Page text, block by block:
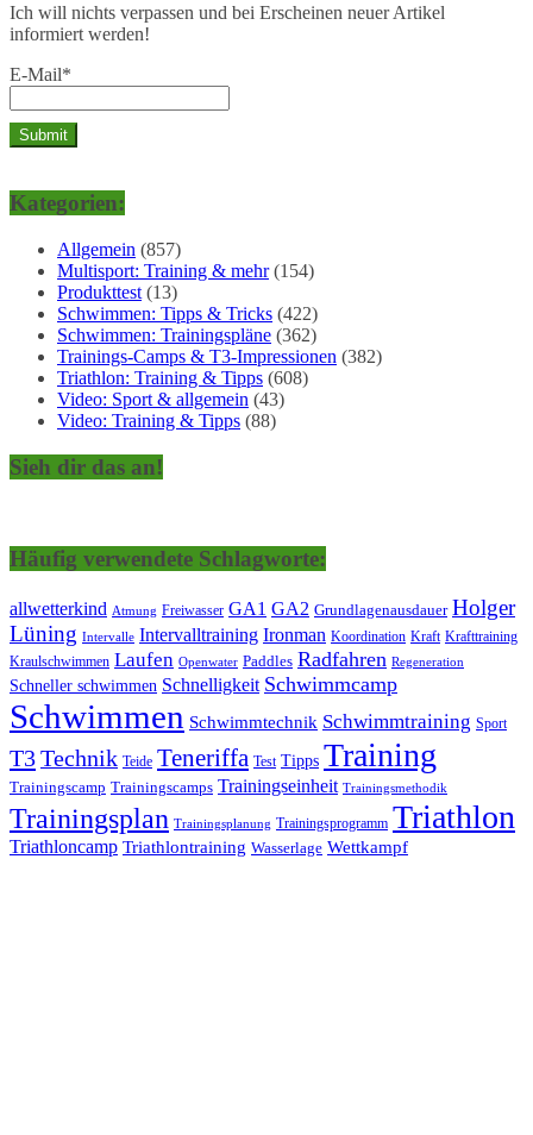
Ich will nichts verpassen und bei Erscheinen neuer Artikel
informiert werden!
E-Mail*
Kategorien:
Allgemein (857)
Multisport: Training & mehr(154)
Produkttest (13)
Schwimmen: Tipps & Tricks (422)
Schwimmen: Trainingspläne (362)
Trainings-Camps & T3-Impressionen (382)
Triathlon: Training & Tipps (608)
Video: Sport & allgemein (43)
Video: Training & Tipps (88)
Sieh dir das an!
Häufig verwendete Schlagworte:
allwetterkind Atmung Freiwasser GA1 GA2 Grundlagenausdauer Holger
Lüning Intervalle Intervalltraining Ironman Koordination Kraft Krafttraining
Kraulschwimmen Laufen Openwater Paddles Radfahren Regeneration
Schneller schwimmen Schnelligkeit Schwimmcamp
Schwimmen Schwimmtechnik Schwimmtraining Sport
T3Technik Teide Teneriffa Test Tipps Training
Trainingscamp Trainingscamps Trainingseinheit Trainingsmethodik
Trainingsplan Trainingsplanung Trainingsprogramm Triathlon
Triathloncamp Triathlontraining Wasserlage Wettkampf